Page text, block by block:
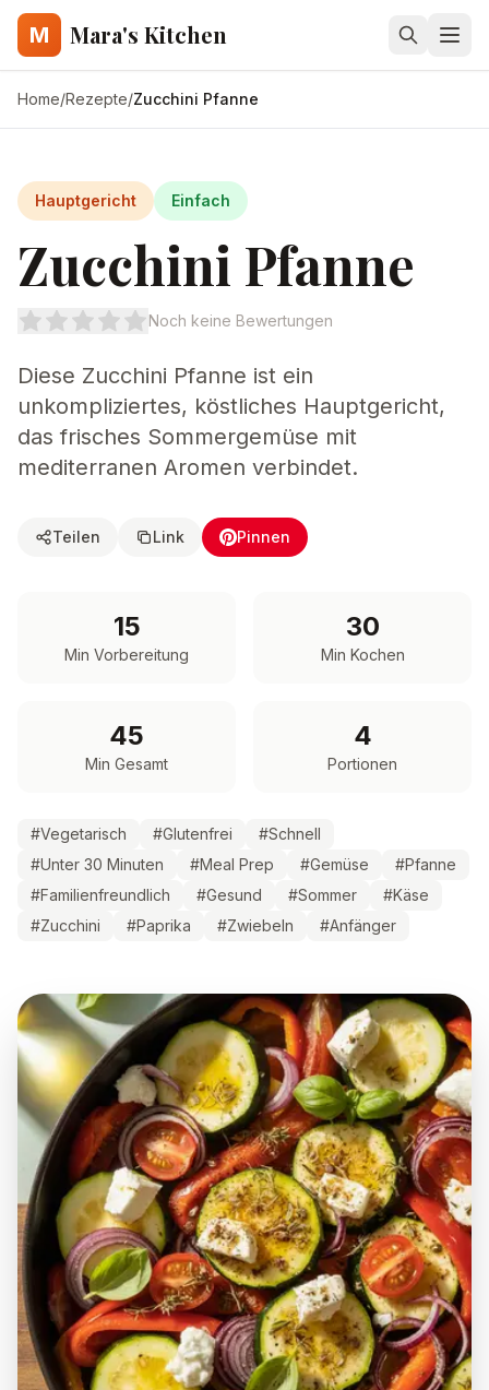
M Mara's Kitchen
Home/Rezepte/Zucchini Pfanne
Hauptgericht Einfach
Zucchini Pfanne
Noch keine Bewertungen
Diese Zucchini Pfanne ist ein
unkompliziertes, köstliches Hauptgericht,
das frisches Sommergemüse mit
mediterranen Aromen verbindet.
Teilen Link Pinnen
15
Min Vorbereitung
30
Min Kochen
45
Min Gesamt
4
Portionen
#Vegetarisch #Glutenfrei #Schnell
#Unter 30 Minuten #Meal Prep #Gemüse #Pfanne
#Familienfreundlich #Gesund #Sommer #Käse
#Zucchini #Paprika #Zwiebeln #Anfänger